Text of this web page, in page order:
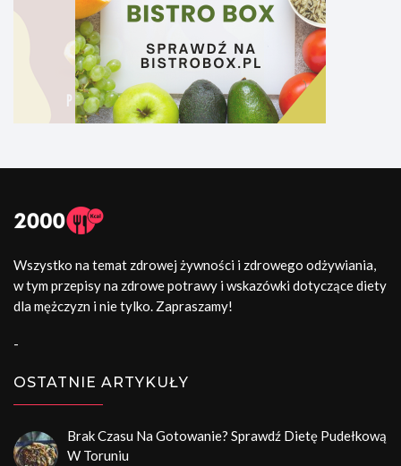
Wszystko na temat zdrowej żywności i zdrowego odżywiania,
w tym przepisy na zdrowe potrawy i wskazówki dotyczące diety
dla mężczyzn i nie tylko. Zapraszamy!
-
OSTATNIE ARTYKUŁY
Brak Czasu Na Gotowanie? Sprawdź Dietę Pudełkową
W Toruniu